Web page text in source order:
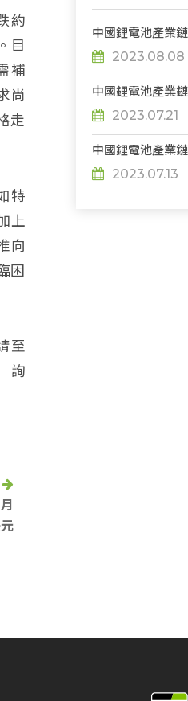
約
目
補
尚
走
特
上
向
困
至
中國鋰電池產業
2023.08.08
中國鋰電池產業
2023.07.21
中國鋰電池產業
2023.07.13